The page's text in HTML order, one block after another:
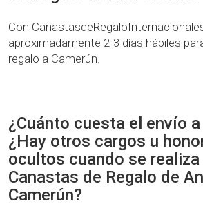
Con
aproximadamente 2-3 días hábiles
regalo a Camerún.
¿Cuánto cuesta el envío a
¿Hay otros cargos u
ocultos cuando se
Canastas de Regalo de
Camerún?